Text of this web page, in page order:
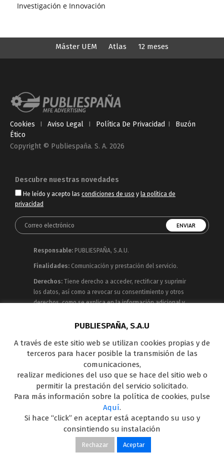
Investigación e Innovación
Máster UEM Atlas 12 meses
Cookies I Aviso Legal I Política De Privacidad I
Buzón
Ético
Copyright © Publiespaña. S. A. 2026
Descubre nuestras novedades
He leído y acepto las condiciones de uso y la política de
privacidad
Responsable: PUBLIESPAÑA, S.A.U.
Finalidades: Comunicación y prestación del servicio.
Derechos: Tiene derecho a acceder, rectificar y suprimir
los datos, así como a revocar su consentimiento y otros
derechos, como se explica en la información adicional y
Publiespaña es empresa de Mediaset España
concesionaria del espacio publicitario de sus siete
canales en abierto: Telecinco, Cuatro, Factoría de Ficción,
Boing, Divinity , Energy y Be Mad, así como de una amplia
oferta en el panorama de medios y con una gran
experiencia en la comercialización de diferentes
soportes en Internet y TV Outdoor Digital.
PUBLIESPAÑA, S.A.U
A través de este sitio web se utilizan cookies propias y de
terceros para hacer posible la transmisión de las
comunicaciones,
realizar mediciones del uso que se hace del sitio web o
permitir la prestación del servicio solicitado.
Para más información sobre la política de cookies, pulse
Aquí.
Si hace “click” en aceptar está aceptando su uso y
consintiendo su instalación
Rechazar Aceptar